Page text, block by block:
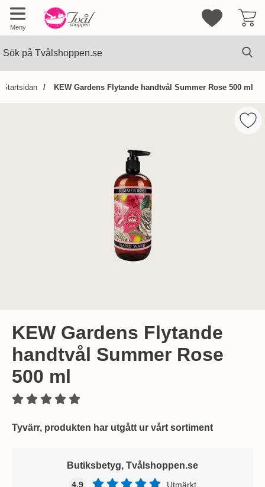
Meny
Mina
Startsidan KEW Gardens Flytande handtvål Summer Rose 500 ml
KEW Gardens Flytande
handtvål Summer Rose
500 ml
Tyvärr, produkten har utgått ur vårt sortiment
Butiksbetyg, Tvålshoppen.se
4.9 Utmärkt